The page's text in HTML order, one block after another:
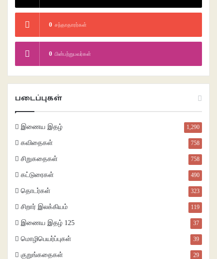
0 சந்தாதாரர்கள்
0 பின்பற்றுபவர்கள்
படைப்புகள்
இணைய இதழ் 1,290
கவிதைகள் 758
சிறுகதைகள் 758
கட்டுரைகள் 490
தொடர்கள் 323
சிறார் இலக்கியம் 119
இணைய இதழ் 125 37
மொழிபெயர்ப்புகள் 39
குறுங்கதைகள் 29